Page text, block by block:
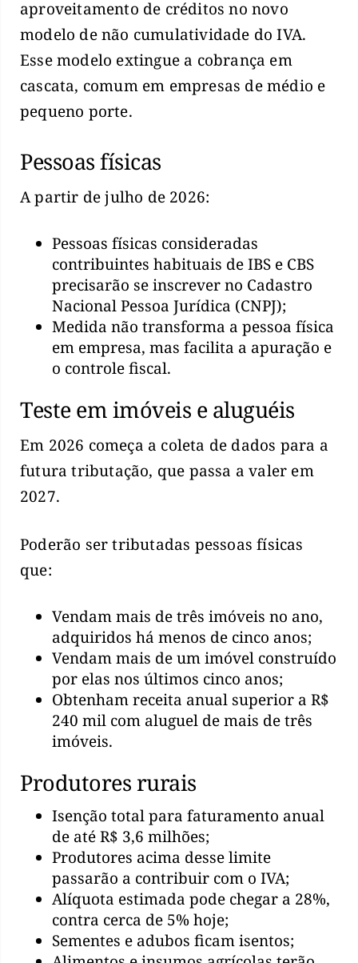
aproveitamento de créditos no novo
modelo de não cumulatividade do IVA.
Esse modelo extingue a cobrança em
cascata, comum em empresas de médio e
pequeno porte.
Pessoas físicas
A partir de julho de 2026:
Pessoas físicas consideradas
contribuintes habituais de IBS e CBS
precisarão se inscrever no Cadastro
Nacional Pessoa Jurídica (CNPJ);
Medida não transforma a pessoa física
em empresa, mas facilita a apuração e
o controle fiscal.
Teste em imóveis e aluguéis
Em 2026 começa a coleta de dados para a
futura tributação, que passa a valer em
2027.
Poderão ser tributadas pessoas físicas
que:
Vendam mais de três imóveis no ano,
adquiridos há menos de cinco anos;
Vendam mais de um imóvel construído
por elas nos últimos cinco anos;
Obtenham receita anual superior a R$
240 mil com aluguel de mais de três
imóveis.
Produtores rurais
Isenção total para faturamento anual
de até R$ 3,6 milhões;
Produtores acima desse limite
passarão a contribuir com o IVA;
Alíquota estimada pode chegar a 28%,
contra cerca de 5% hoje;
Sementes e adubos ficam isentos;